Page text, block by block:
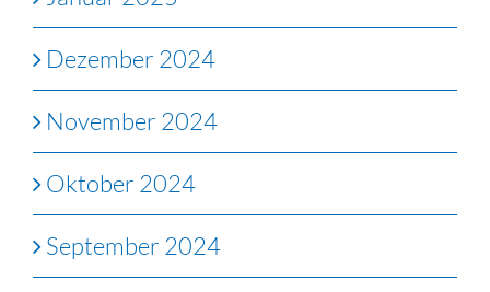
Dezember 2024
November 2024
Oktober 2024
September 2024